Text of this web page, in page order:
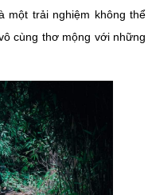
một trải nghiệm không thể
cùng thơ mộng với những